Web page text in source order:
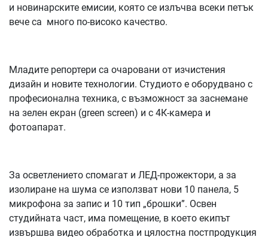
и новинарските емисии, която се излъчва всеки петък
вече са много по-високо качество.
Младите репортери са очаровани от изчистения
дизайн и новите технологии. Студиото е оборудвано с
професионална техника, с възможност за заснемане
на зелен екран (green screen) и с 4К-камера и
фотоапарат.
За осветлението спомагат и ЛЕД-прожектори, а за
изолиране на шума се използват нови 10 панела, 5
микрофона за запис и 10 тип „брошки”. Освен
студийната част, има помещение, в което екипът
извършва видео обработка и цялостна постпродукция